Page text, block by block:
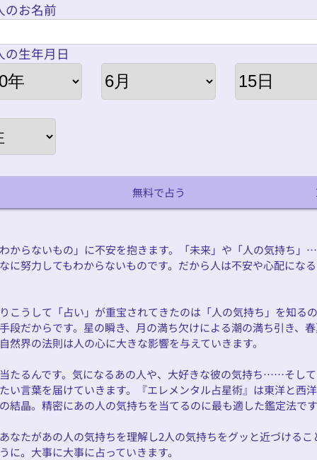
のお名前
の生年月日
無料で占う
からないもの」に不安を抱きます。「未来」や「人の気持ち
に努力してもわからないものです。だから人は不安や心配にな
こうして「占い」が重宝されてきたのは「人の気持ち」を知る
段だからです。星の瞬き、月の満ち欠けによる潮の満ち引き、
然界の法則は人の心に大きな影響を与えていきます。
たるんです。気になるあの人や、大好きな彼の気持ち……そし
い言葉を届けていきます。『エレメンタル占星術』は東洋と西
結晶。精密にあの人の気持ちを当てるのに最も適した鑑定法です
なたがあの人の気持ちを理解し2人の気持ちをグッと近づけるこ
に。大事に大事に占っていきます。